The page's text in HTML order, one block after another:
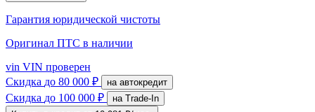
Гарантия юридической чистоты
Оригинал ПТС в наличии
vin VIN проверен
Скидка до 80 000 ₽ на автокредит
Скидка до 100 000 ₽
на Trade-In